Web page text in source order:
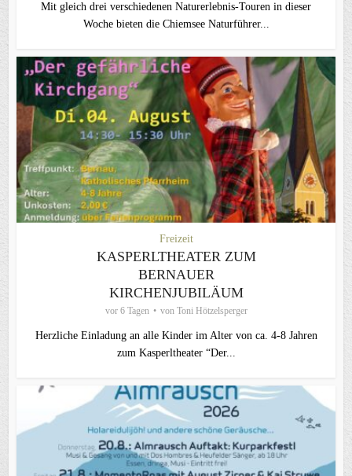
Mit gleich drei verschiedenen Naturerlebnis-Touren in dieser
Woche bieten die Chiemsee Naturführer...
Freizeit
KASPERLTHEATER ZUM
BERNAUER
KIRCHENJUBILÄUM
vor 6 Tagen von Toni Hötzelsperger
Herzliche Einladung an alle Kinder im Alter von ca. 4-8 Jahren
zum Kasperltheater “Der...